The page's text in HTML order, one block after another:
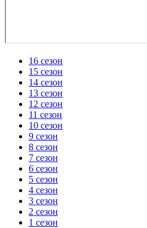
16 сезон
15 сезон
14 сезон
13 сезон
12 сезон
11 сезон
10 сезон
9 сезон
8 сезон
7 сезон
6 сезон
5 сезон
4 сезон
3 сезон
2 сезон
1 сезон